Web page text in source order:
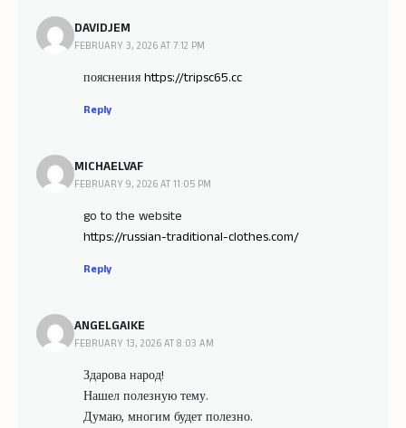
DAVIDJEM
FEBRUARY 3, 2026 AT 7:12 PM
пояснения https://tripsc65.cc
Reply
MICHAELVAF
FEBRUARY 9, 2026 AT 11:05 PM
go to the website
https://russian-traditional-clothes.com/
Reply
ANGELGAIKE
FEBRUARY 13, 2026 AT 8:03 AM
Здарова народ!
Нашел полезную тему.
Думаю, многим будет полезно.